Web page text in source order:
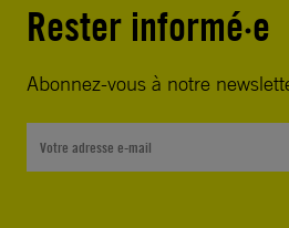
Rester informé·e
Abonnez-vous à notre